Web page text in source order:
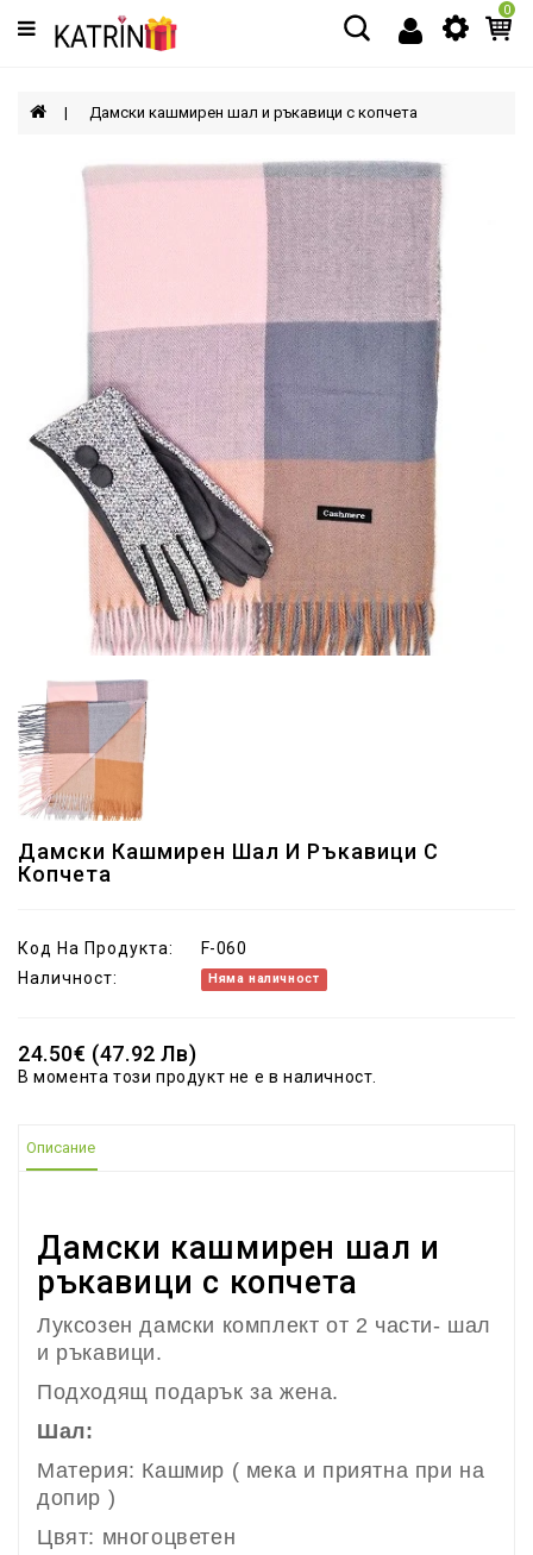
Категории
МЪЖЕ
0
Дамски кашмирен шал и ръкавици с копчета
Дамски Кашмирен Шал И Ръкавици С
Копчета
Код На Продукта:
F-060
Наличност:
Няма наличност
24.50€ (47.92 Лв)
В момента този продукт не е в наличност.
Описание
Дамски кашмирен шал и
ръкавици с копчета
Луксозен дамски комплект от 2 части- шал
и ръкавици.
Подходящ подарък за жена.
Шал:
Материя: Кашмир ( мека и приятна при на
допир )
Цвят: многоцветен